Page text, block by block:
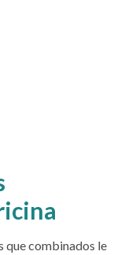
que combinados le